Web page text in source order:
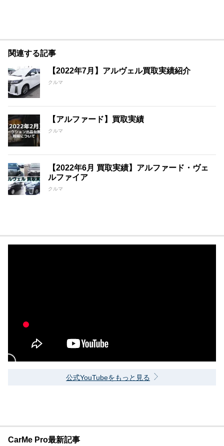
関連する記事
【2022年7月】アルヴェル買取実績紹介
クルマ
【アルファード】買取実績
クルマ
【2022年6月 買取実績】アルファード・ヴェ
ルファイア
クルマ
公式YouTubeをもっと見る
CarMe Pro最新記事